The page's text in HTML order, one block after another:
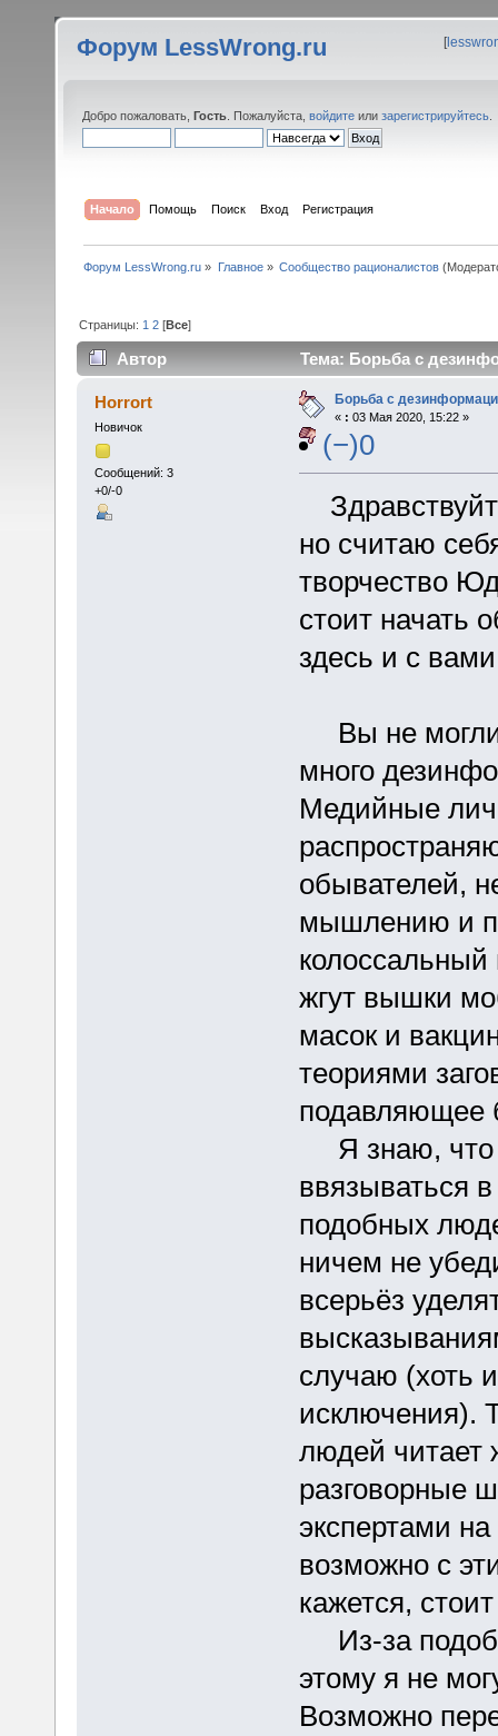
Форум LessWrong.ru [
Добро пожаловать, Гость . Пожалуйста, войдите или зарегистрируйтесь
Начало Помощь Поиск Вход Регистрация
Форум LessWrong.ru » Главное» Сообщество рационалистов
Страницы: 1 2 [Все]
Автор Тема: Борьба с
Horrort
Новичок
Сообщений: 3
+0/-0
Борьба с
« : 03 Мая 2020, 15:22 »
(−)0
но считаю
творчество
стоит начать
здесь и с
Вы не могли
много
Медийные
обывателей,
мышлению и
жгут вышки
масок и
теориями
подавляющее
Я знаю, что
ввязываться
подобных
ничем не
всерьёз
случаю (хоть
исключения).
людей читает
разговорные
экспертами
возможно с
кажется,
Из-за
этому я не
Возможно